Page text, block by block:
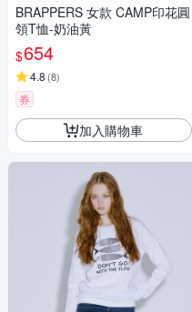
BRAPPERS 女款 CAMP印花圓
領T恤-奶油黃
$654
4.8 (8)
券
加入購物車